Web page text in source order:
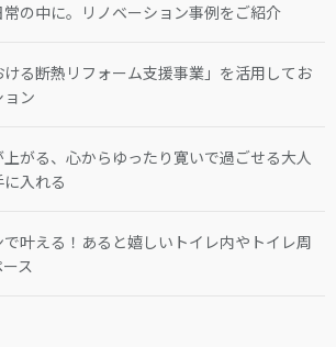
常の中に。リノベーション事例をご紹介
ける断熱リフォーム支援事業」を活用してお
ン
がる、心からゆったり寛いで過ごせる大人
入れる
で叶える！あると嬉しいトイレ内やトイレ周
ス